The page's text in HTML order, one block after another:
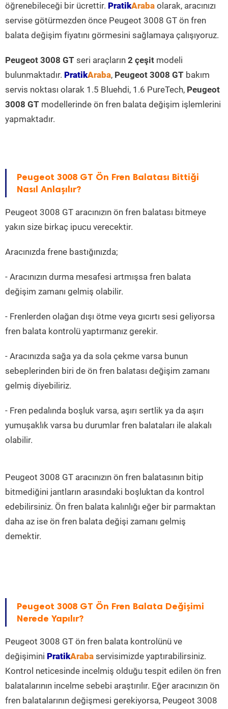
öğrenebileceği bir ücrettir. PratikAraba olarak, aracınızı
servise götürmezden önce Peugeot 3008 GT ön fren
balata değişim fiyatını görmesini sağlamaya çalışıyoruz.
Peugeot 3008 GT seri araçların 2 çeşit modeli
bulunmaktadır. PratikAraba, Peugeot 3008 GT bakım
servis noktası olarak 1.5 Bluehdi, 1.6 PureTech, Peugeot
3008 GT modellerinde ön fren balata değişim işlemlerini
yapmaktadır.
Peugeot 3008 GT Ön Fren Balatası Bittiği
Nasıl Anlaşılır?
Peugeot 3008 GT aracınızın ön fren balatası bitmeye
yakın size birkaç ipucu verecektir.
Aracınızda frene bastığınızda;
- Aracınızın durma mesafesi artmışsa fren balata
değişim zamanı gelmiş olabilir.
- Frenlerden olağan dışı ötme veya gıcırtı sesi geliyorsa
fren balata kontrolü yaptırmanız gerekir.
- Aracınızda sağa ya da sola çekme varsa bunun
sebeplerinden biri de ön fren balatası değişim zamanı
gelmiş diyebiliriz.
- Fren pedalında boşluk varsa, aşırı sertlik ya da aşırı
yumuşaklık varsa bu durumlar fren balataları ile alakalı
olabilir.
Peugeot 3008 GT aracınızın ön fren balatasının bitip
bitmediğini jantların arasındaki boşluktan da kontrol
edebilirsiniz. Ön fren balata kalınlığı eğer bir parmaktan
daha az ise ön fren balata değişi zamanı gelmiş
demektir.
Peugeot 3008 GT Ön Fren Balata Değişimi
Nerede Yapılır?
Peugeot 3008 GT ön fren balata kontrolünü ve
değişimini PratikAraba servisimizde yaptırabilirsiniz.
Kontrol neticesinde incelmiş olduğu tespit edilen ön fren
balatalarının incelme sebebi araştırılır. Eğer aracınızın ön
fren balatalarının değişmesi gerekiyorsa, Peugeot 3008